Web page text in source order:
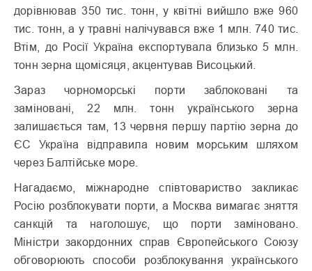
дорівнював 350 тис. тонн, у квітні вийшло вже 960
тис. тонн, а у травні налічувався вже 1 млн. 740 тис.
Втім, до Росії Україна експортувала близько 5 млн.
тонн зерна щомісяця, акцентував Висоцький.
Зараз чорноморські порти заблоковані та
заміновані, 22 млн. тонн українського зерна
залишається там, 13 червня першу партію зерна до
ЄС Україна відправила новим морським шляхом
через Балтійське море.
Нагадаємо, міжнародне співтовариство закликає
Росію розблокувати порти, а Москва вимагає зняття
санкцій та наголошує, що порти заміновано.
Міністри закордонних справ Європейського Союзу
обговорюють способи розблокування українського